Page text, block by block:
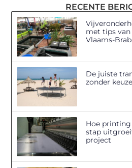
RECENTE
met tips
Vlaams-
De juiste
zonder
Hoe
stap
project